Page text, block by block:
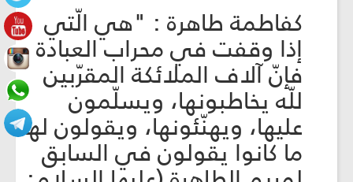
كفاطمة طاهرة : "هي الّتي
إذا وقفت في محراب العبادة
فإنّ آلاف الملائكة المقرّبين
للّه يخاطبونها، ويسلّمون
عليها، ويهنّئونها، ويقولون لها
ما كانوا يقولون في السابق